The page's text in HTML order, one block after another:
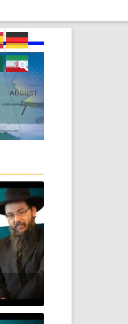
AUGUST
7